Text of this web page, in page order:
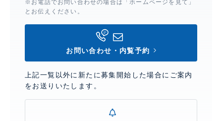
※お電話でお問い合わせの場合は「ホームページを見て」
とお伝えください。
お問い合わせ・内覧予約
上記一覧以外に新たに募集開始した場合にご案内
をお送りいたします。